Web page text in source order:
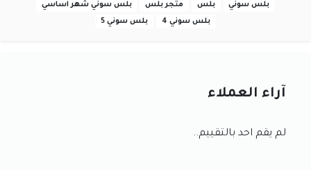
بلس سوني بلس متجر بلس
بلس سوني شهر اساسي
بلس سوني 4
بلس سوني 5
آراء العملاء
لم يقم احد بالتقييم..